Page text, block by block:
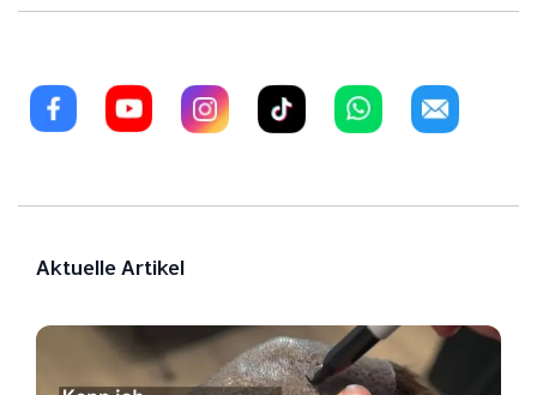
Aktuelle Artikel